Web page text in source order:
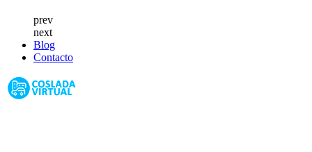
prev
next
Blog
Contacto